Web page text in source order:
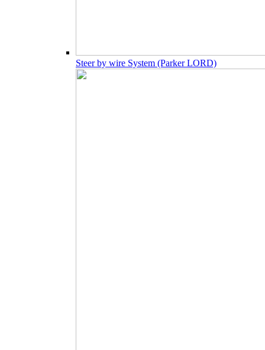
Steer by wire System (Parker LORD)